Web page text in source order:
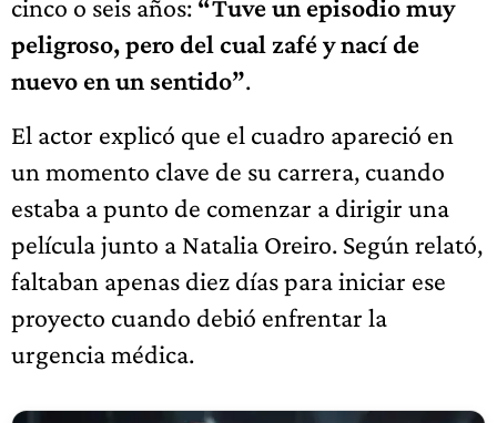
cinco o seis años: “Tuve un episodio muy
peligroso, pero del cual zafé y nací de
nuevo en un sentido”.
El actor explicó que el cuadro apareció en
un momento clave de su carrera, cuando
estaba a punto de comenzar a dirigir una
película junto a Natalia Oreiro. Según relató,
faltaban apenas diez días para iniciar ese
proyecto cuando debió enfrentar la
urgencia médica.